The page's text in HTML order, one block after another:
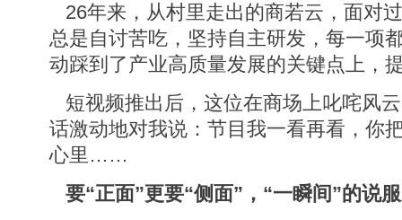
26年来，从村里走出的商若云，面对
总是自讨苦吃，坚持自主研发，每一项
动踩到了产业高质量发展的关键点上，
短视频推出后，这位在商场上叱咤风
话激动地对我说：节目我一看再看，你
心里……
要“正面”更要“侧面”，“一瞬间”的说